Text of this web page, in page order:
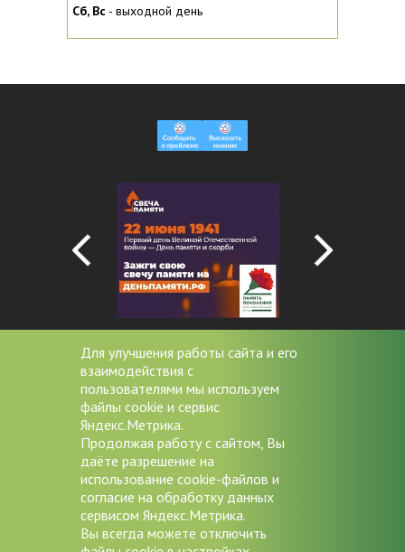
Сб, Вc - выходной день
+7 (4852) 20-53-08
miac@zdrav76.ru
150000 г. Ярославль, Советская
д.11/9
Версия для слабовидящих
Для улучшения работы сайта и его
взаимодействия с
пользователями мы используем
файлы cookie и сервис
Яндекс.Метрика.
Продолжая работу с сайтом, Вы
даёте разрешение на
использование cookie-файлов и
согласие на обработку данных
сервисом Яндекс.Метрика.
Вы всегда можете отключить